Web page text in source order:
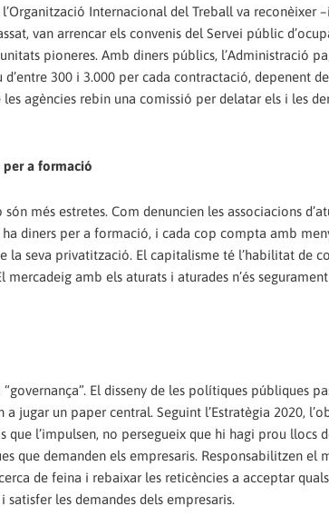
Internacional del Treball va reconèixer –i
van arrencar els convenis del Servei públic
pioneres. Amb diners públics, l’Administració
300 i 3.000 per cada contractació, depenent
agències rebin una comissió per delatar els i les
per a formació
més estretes. Com denuncien les associacions
diners per a formació, i cada cop compta amb
la seva privatització. El capitalisme té l’habilitat de
amb els aturats i aturades n’és
El disseny de les polítiques públiques
jugar un paper central. Seguint l’Estratègia 2020,
que l’impulsen, no persegueix que hi hagi prou llocs
que demanden els empresaris. Responsabilitzen el
de feina i rebaixar les reticències a acceptar
les demandes dels empresaris.